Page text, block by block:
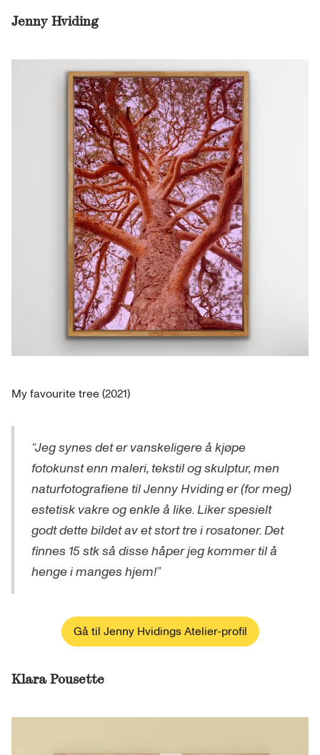
Jenny Hviding
My favourite tree (2021)
“Jeg synes det er vanskeligere å kjøpe
fotokunst enn maleri, tekstil og skulptur, men
naturfotografiene til Jenny Hviding er (for meg)
estetisk vakre og enkle å like. Liker spesielt
godt dette bildet av et stort tre i rosatoner. Det
finnes 15 stk så disse håper jeg kommer til å
henge i manges hjem!”
Gå til Jenny Hvidings Atelier-profil
Klara Pousette